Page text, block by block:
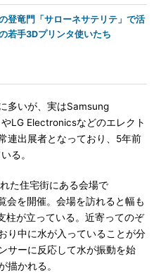
登竜門「サローネサテリテ」で活
若手3Dプリンタ使いたち
多いが、実はSamsung
LG Electronicsなどのエレクト
連出展者となっており、5年前
る。
た住宅街にある会場で
会を開催。会場を訪れると幅も
柱が立っている。近寄ってのぞ
り中に水が入っていることが分
サーに反応して水が振動を始
描かれる。